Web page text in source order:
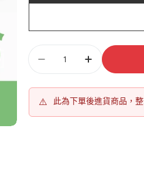
⚠️ 此為下單後進貨商品，